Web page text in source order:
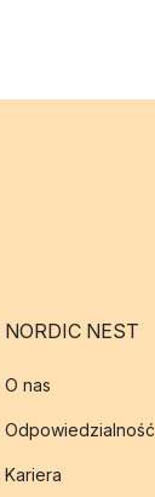
NORDIC NEST
O nas
Odpowiedzialność
Kariera